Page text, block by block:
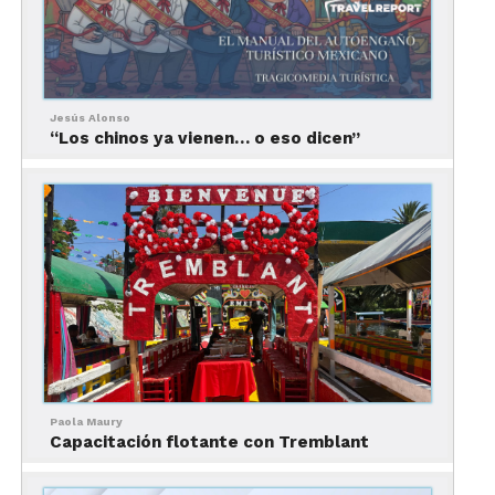
Acapulco
Playas descoloridas de Acapulco reciben turistas
con gafas oscuras y moral en oferta. Jóvenes
susurran ofertas prohibidas, mientras autoridades
posan para selfies oficiales bajo carteles de
“Destino Seguro”.
—Masaje especial, amigo —ofrece un adolescente,
mientras la impunidad sonríe tranquila, sabiendo
Jesús Alonso
“Los chinos ya vienen… o eso dicen”
Paola Maury
Capacitación flotante con Tremblant